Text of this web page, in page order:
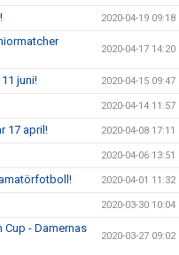
2020-04-19 09:18
2020-04-17 14:20
juni! 2020-04-15 09:47
2020-04-14 11:57
17 april! 2020-04-08 17:11
2020-04-06 13:51
2020-04-01 11:32
2020-03-30 10:04
- Damernas
2020-03-27 09:02